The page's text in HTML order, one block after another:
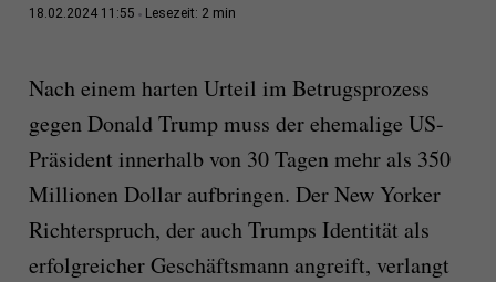
18.02.2024 11:55 Lesezeit: 2 min
Nach einem harten Urteil im Betrugsprozess
gegen Donald Trump muss der ehemalige US-
Präsident innerhalb von 30 Tagen mehr als 350
Millionen Dollar aufbringen. Der New Yorker
Richterspruch, der auch Trumps Identität als
erfolgreicher Geschäftsmann angreift, verlangt